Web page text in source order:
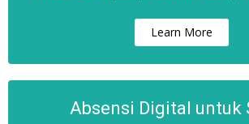
Learn More
Absensi Digital untuk